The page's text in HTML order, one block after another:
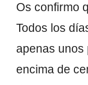
Os confirmo
Todos los
apenas unos
encima de